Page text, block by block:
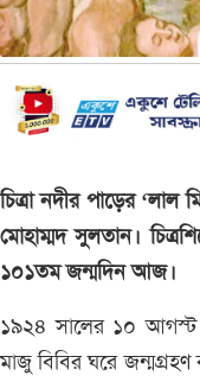
চিত্রা নদীর পাড়ের
মোহাম্মদ সুলতান।
১০১তম জন্মদিন আজ।
১৯২৪ সালের ১০ আগস্ট
মাজু বিবির ঘরে